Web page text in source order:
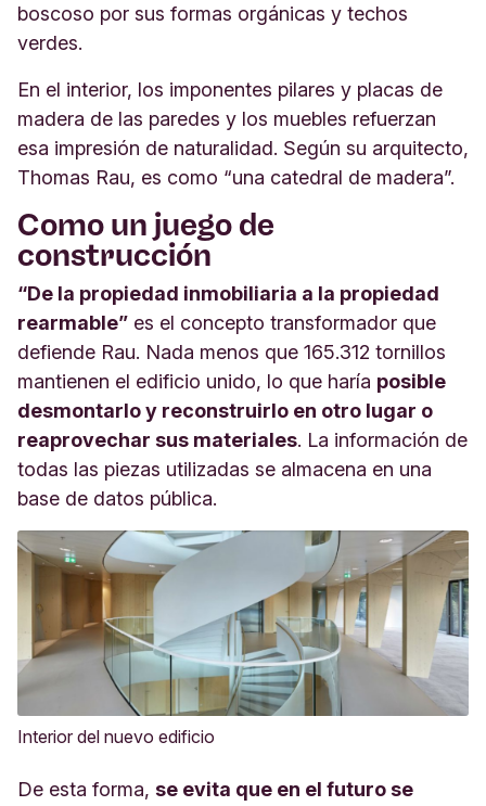
boscoso por sus formas orgánicas y techos
verdes.
En el interior, los imponentes pilares y placas de
madera de las paredes y los muebles refuerzan
esa impresión de naturalidad. Según su arquitecto,
Thomas Rau, es como “una catedral de madera”.
Como un juego de
construcción
“De la propiedad inmobiliaria a la propiedad
rearmable” es el concepto transformador que
defiende Rau. Nada menos que 165.312 tornillos
mantienen el edificio unido, lo que haría posible
desmontarlo y reconstruirlo en otro lugar o
reaprovechar sus materiales. La información de
todas las piezas utilizadas se almacena en una
base de datos pública.
Interior del nuevo edificio
De esta forma, se evita que en el futuro se